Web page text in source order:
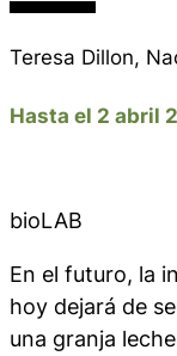
Teresa Dillon,
Hasta el 2 abril
bioLAB
En el futuro, la
hoy dejará de
una granja